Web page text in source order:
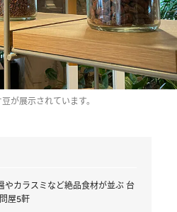
が展示されています。
やカラスミなど絶品食材が並ぶ 台
屋5軒